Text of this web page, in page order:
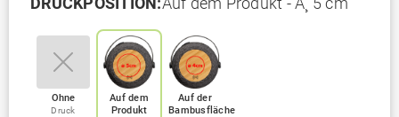
Ohne
Druck
Auf dem
Produkt
Auf der
Bambusfläche